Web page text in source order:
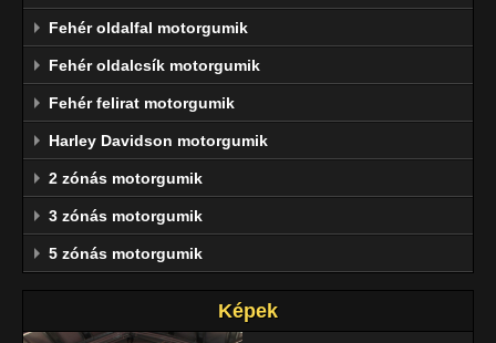
Fehér oldalfal motorgumik
Fehér oldalcsík motorgumik
Fehér felirat motorgumik
Harley Davidson motorgumik
2 zónás motorgumik
3 zónás motorgumik
5 zónás motorgumik
Képek